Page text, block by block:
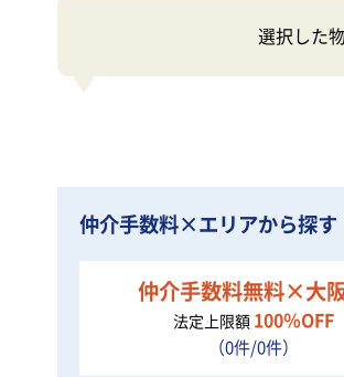
選択した
仲介手数料×エリアから探す
仲介手数料無料×大
法定上限額 100％OFF
（0件/0件）